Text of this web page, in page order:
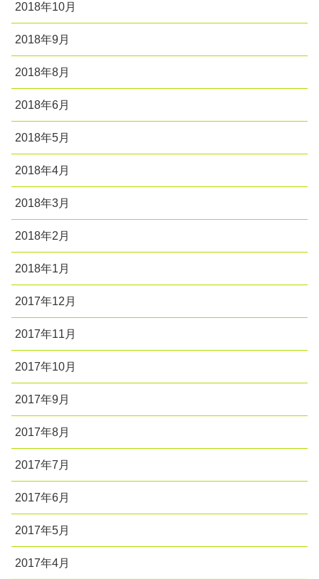
2018年10月
2018年9月
2018年8月
2018年6月
2018年5月
2018年4月
2018年3月
2018年2月
2018年1月
2017年12月
2017年11月
2017年10月
2017年9月
2017年8月
2017年7月
2017年6月
2017年5月
2017年4月